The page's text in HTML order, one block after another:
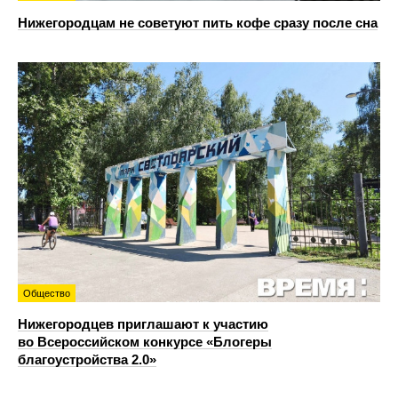
Нижегородцам не советуют пить кофе сразу после сна
Общество
Нижегородцев приглашают к участию
во Всероссийском конкурсе «Блогеры
благоустройства 2.0»